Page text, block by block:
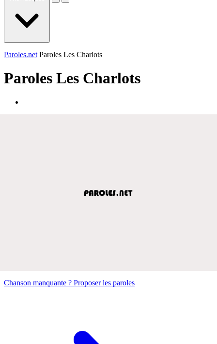
Paroles.net Paroles Les Charlots
Paroles Les Charlots
Chanson manquante ? Proposer les paroles